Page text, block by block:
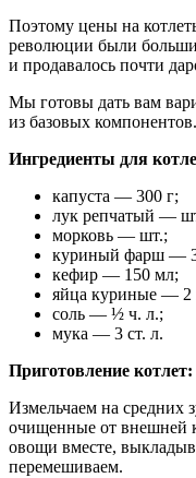
Поэтому цены на
революции были
и продавалось почти
Мы готовы дать вам
из базовых компонентов.
Ингредиенты для
капуста — 300 г;
лук репчатый —
морковь — шт.;
куриный фарш —
кефир — 150 мл;
яйца куриные — 2
соль — ½ ч. л.;
мука — 3 ст. л.
Приготовление котлет:
Измельчаем на средних
очищенные от внешней
овощи вместе,
перемешиваем.